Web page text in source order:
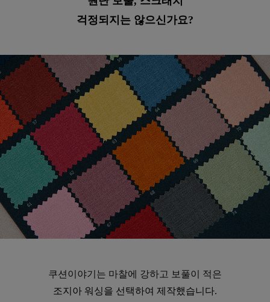
있어요
걱정되지는 않으신가요?
쿠션이야기는 마찰에 강하고 보풀이 적은
조지아 워싱을 선택하여 제작했습니다.